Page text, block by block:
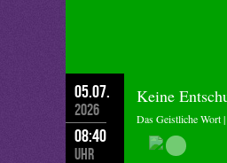
05.07.
2026
08:40
Uhr
Keine
Das Geistliche Wort